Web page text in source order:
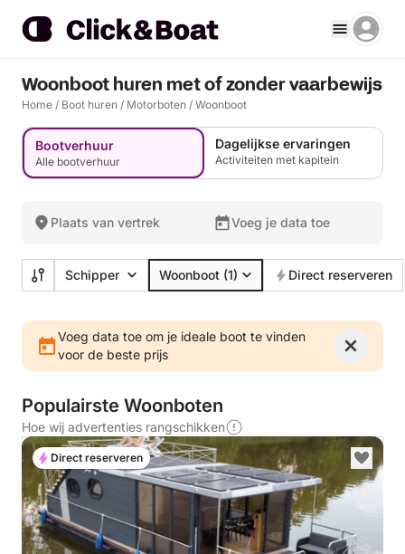
Woonboot huren met of zonder vaarbewijs
Home / Boot huren / Motorboten / Woonboot
Bootverhuur
Alle bootverhuur
Dagelijkse ervaringen
Activiteiten met kapitein
Plaats van vertrek Voeg je data toe
Schipper Woonboot (1) Direct reserveren
Voeg data toe om je ideale boot te vinden
voor de beste prijs
Populairste Woonboten
Hoe wij advertenties rangschikken
Direct reserveren